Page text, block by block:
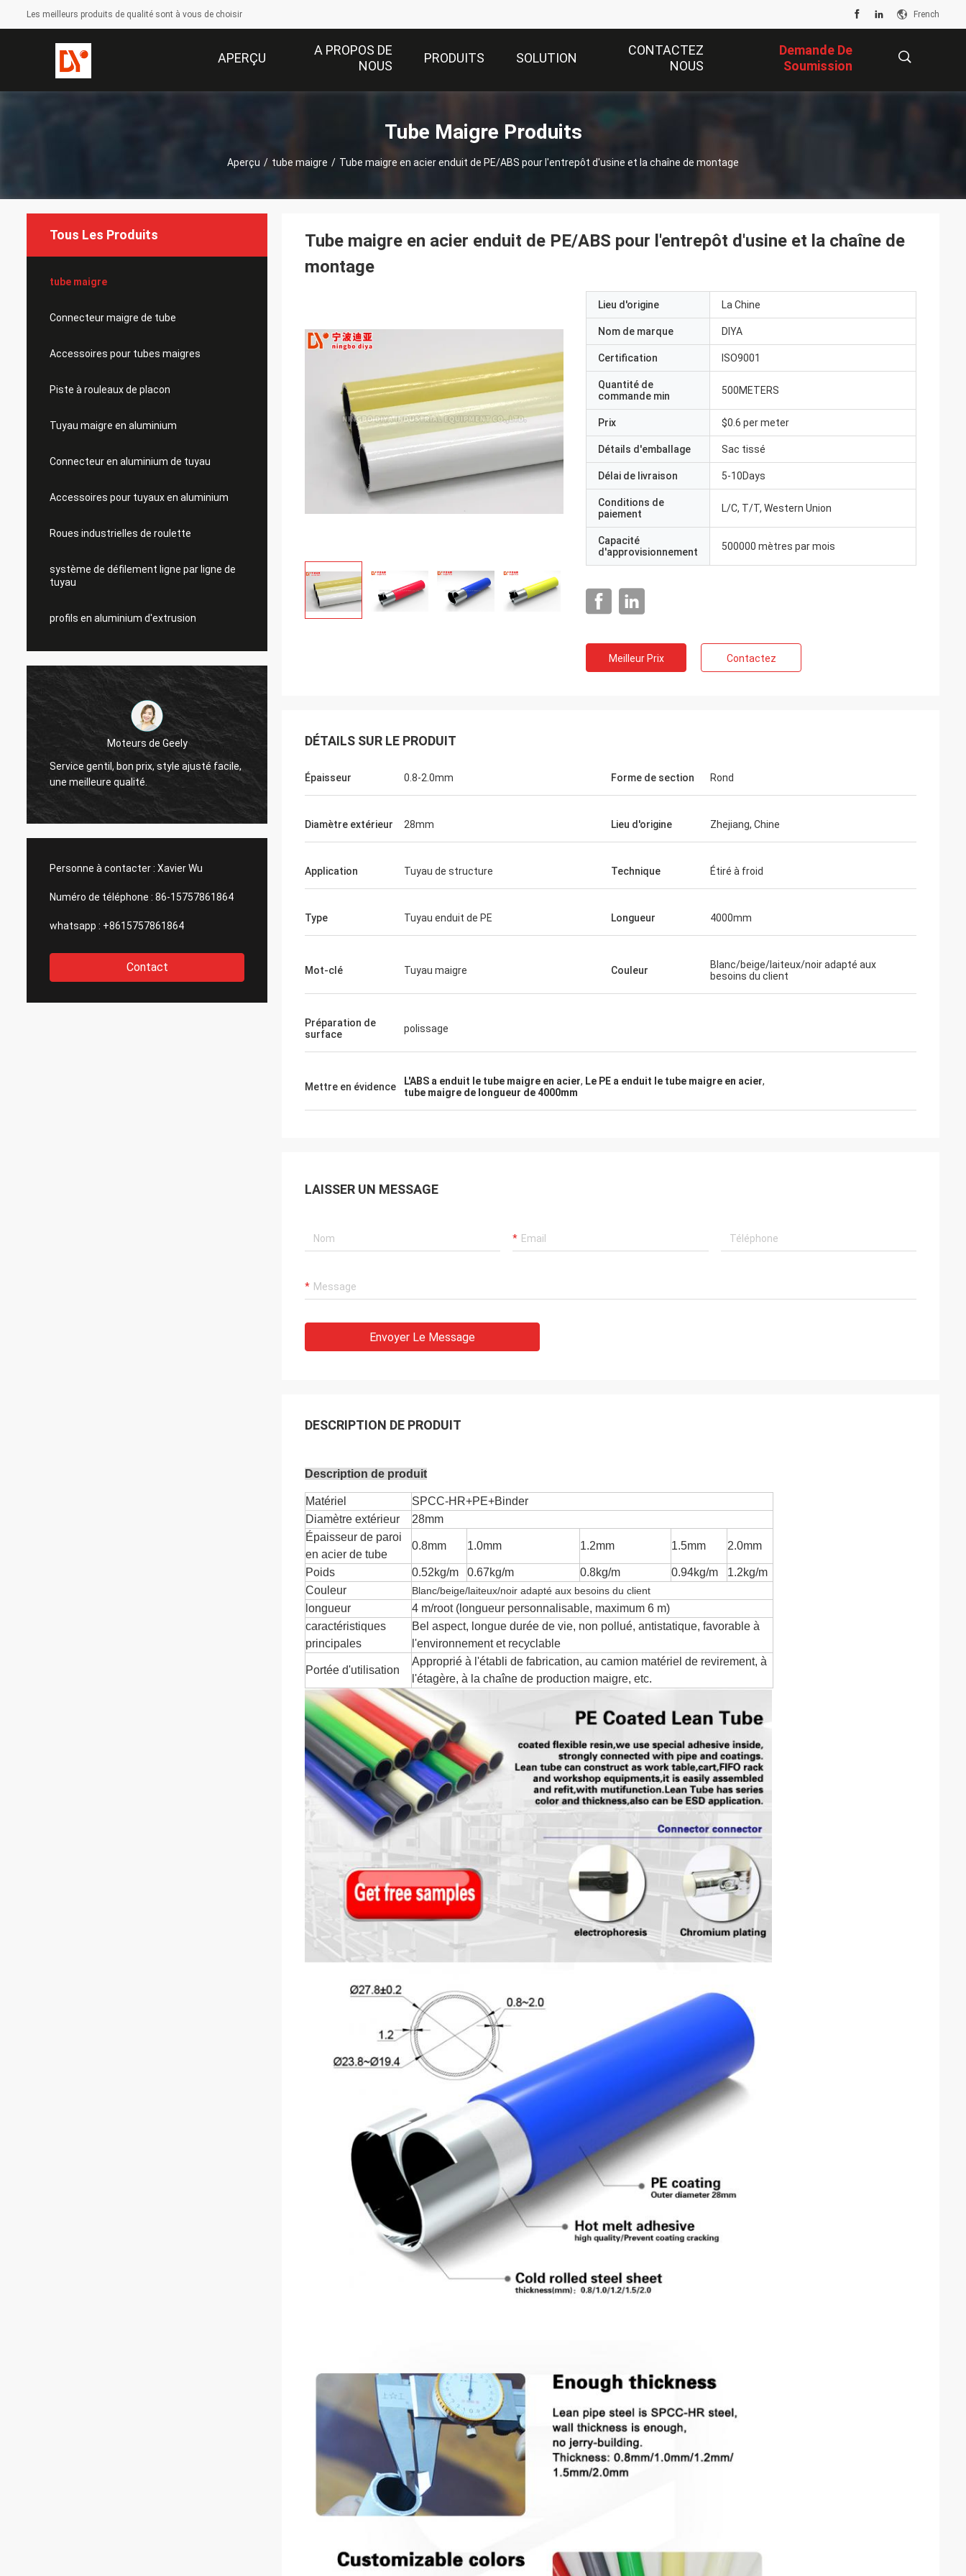
Les meilleurs produits de qualité sont à vous de choisir French
APERÇU
A PROPOS DE
NOUS
PRODUITS SOLUTION
CONTACTEZ
NOUS
Demande De
Soumission
Tube Maigre Produits
Aperçu / tube maigre / Tube maigre en acier enduit de PE/ABS pour l'entrepôt d'usine et la chaîne de montage
Tous Les Produits
tube maigre
Connecteur maigre de tube
Accessoires pour tubes maigres
Piste à rouleaux de placon
Tuyau maigre en aluminium
Connecteur en aluminium de tuyau
Accessoires pour tuyaux en aluminium
Roues industrielles de roulette
système de défilement ligne par ligne de
tuyau
profils en aluminium d'extrusion
Moteurs de Geely
bon prix, style ajusté facile,
Le Thinh-Vietnam
Bonjour, Johnson, arrangent svp 12000
mètres 2808 de tube maigre, couleur ene
société de prestations de services rapide
et chaude.
Personne à contacter : Xavier Wu
Numéro de téléphone : 86-15757861864
whatsapp : +8615757861864
Contact
Tube maigre en acier enduit de PE/ABS pour l'entrepôt d'usine et la chaîne de
montage
Lieu d'origine La Chine
Nom de marque DIYA
Certification ISO9001
Quantité de
commande min
500METERS
Prix $0.6 per meter
Détails d'emballage Sac tissé
Délai de livraison 5-10Days
Conditions de
paiement
L/C, T/T, Western Union
Capacité
d'approvisionnement
500000 mètres par mois
Meilleur Prix Contactez
DÉTAILS SUR LE PRODUIT
Épaisseur 0.8-2.0mm Forme de section Rond
Diamètre extérieur 28mm Lieu d'origine Zhejiang, Chine
Application Tuyau de structure Technique Étiré à froid
Type Tuyau enduit de PE Longueur 4000mm
Mot-clé Tuyau maigre Couleur
Blanc/beige/laiteux/noir adapté aux
besoins du client
Préparation de
surface
polissage
Mettre en évidence L'ABS a enduit le tube maigre en acier, Le PE a enduit le tube maigre en acier,
tube maigre de longueur de 4000mm
LAISSER UN MESSAGE
Envoyer Le Message
DESCRIPTION DE PRODUIT
Description de produit
Matériel
SPCC-HR+PE+Binder
Diamètre extérieur
28mm
Épaisseur de paroi
en acier de tube
0.8mm 1.0mm 1.2mm 1.5mm 2.0mm
Poids 0.52kg/m 0.67kg/m 0.8kg/m 0.94kg/m
1.2kg/m
Couleur
Blanc/beige/laiteux/noir adapté aux besoins du client
longueur
4 m/root (longueur personnalisable, maximum 6 m)
caractéristiques
principales
Bel aspect, longue durée de vie, non pollué, antistatique, favorable à
l'environnement et recyclable
Portée d'utilisation
Approprié à l'établi de fabrication, au camion matériel de revirement, à
l'étagère, à la chaîne de production maigre, etc.